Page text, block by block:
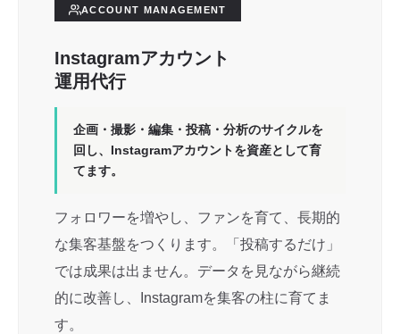
ACCOUNT MANAGEMENT
Instagramアカウント
運用代行
企画・撮影・編集・投稿・分析のサイクルを
回し、Instagramアカウントを資産として育
てます。
フォロワーを増やし、ファンを育て、長期的
な集客基盤をつくります。「投稿するだけ」
では成果は出ません。データを見ながら継続
的に改善し、Instagramを集客の柱に育てま
す。